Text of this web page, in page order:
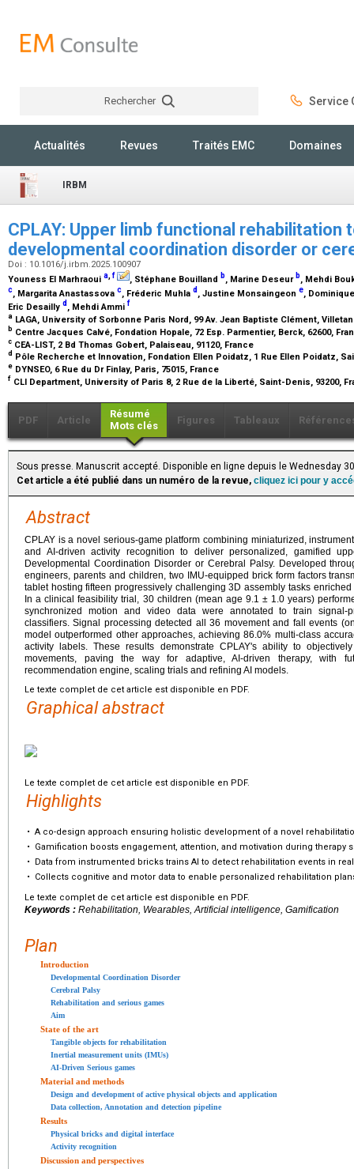
Rechercher Service
Actualités Revues Traités EMC Domaines
IRBM
CPLAY: Upper limb functional rehabilitation
developmental coordination disorder or
Doi : 10.1016/j.irbm.2025.100907
Youness El Marhraoui a,f , Stéphane Bouilland b, Marine Deseur b, Mehdi
c, Margarita Anastassova c, Fréderic Muhla d , Justine Monsaingeon e,
Eric Desailly d , Mehdi Ammi f
a LAGA, University of Sorbonne Paris Nord, 99 Av. Jean Baptiste Clément,
b Centre Jacques Calvé, Fondation Hopale, 72 Esp. Parmentier, Berck, 62600,
c CEA-LIST, 2 Bd Thomas Gobert, Palaiseau, 91120, France
d Pôle Recherche et Innovation, Fondation Ellen Poidatz, 1 Rue Ellen Poidatz,
e DYNSEO, 6 Rue du Dr Finlay, Paris, 75015, France
f CLI Department, University of Paris 8, 2 Rue de la Liberté, Saint-Denis, 93200,
PDF Article
Résumé
Mots clés
Figures Tableaux
Sous presse. Manuscrit accepté. Disponible en ligne depuis le Wednesday
Cet article a été publié dans un numéro de la revue, cliquez ici pour y
Abstract
CPLAY is a novel serious-game platform combining miniaturized,
and AI-driven activity recognition to deliver personalized, gamified
Developmental Coordination Disorder or Cerebral Palsy. Developed
engineers, parents and children, two IMU-equipped brick form factors
tablet hosting fifteen progressively challenging 3D assembly tasks
In a clinical feasibility trial, 30 children (mean age 9.1 ± 1.0 years)
synchronized motion and video data were annotated to train signal-
classifiers. Signal processing detected all 36 movement and fall events
model outperformed other approaches, achieving 86.0% multi-class
activity labels. These results demonstrate CPLAY's ability to
movements, paving the way for adaptive, AI-driven therapy, with
recommendation engine, scaling trials and refining AI models.
Le texte complet de cet article est disponible en PDF.
Graphical abstract
Le texte complet de cet article est disponible en PDF.
Highlights
• A co-design approach ensuring holistic development of a novel
•
Gamification boosts engagement, attention, and motivation during therapy
•
Data from instrumented bricks trains AI to detect rehabilitation events in
•
Collects cognitive and motor data to enable personalized rehabilitation
Le texte complet de cet article est disponible en PDF.
Keywords : Rehabilitation, Wearables, Artificial intelligence, Gamification
Plan
Introduction
Developmental Coordination Disorder
Cerebral Palsy
Rehabilitation and serious games
Aim
State of the art
Tangible objects for rehabilitation
Inertial measurement units (IMUs)
AI-Driven Serious games
Material and methods
Design and development of active physical objects and application
Data collection, Annotation and detection pipeline
Results
Physical bricks and digital interface
Activity recognition
Discussion and perspectives